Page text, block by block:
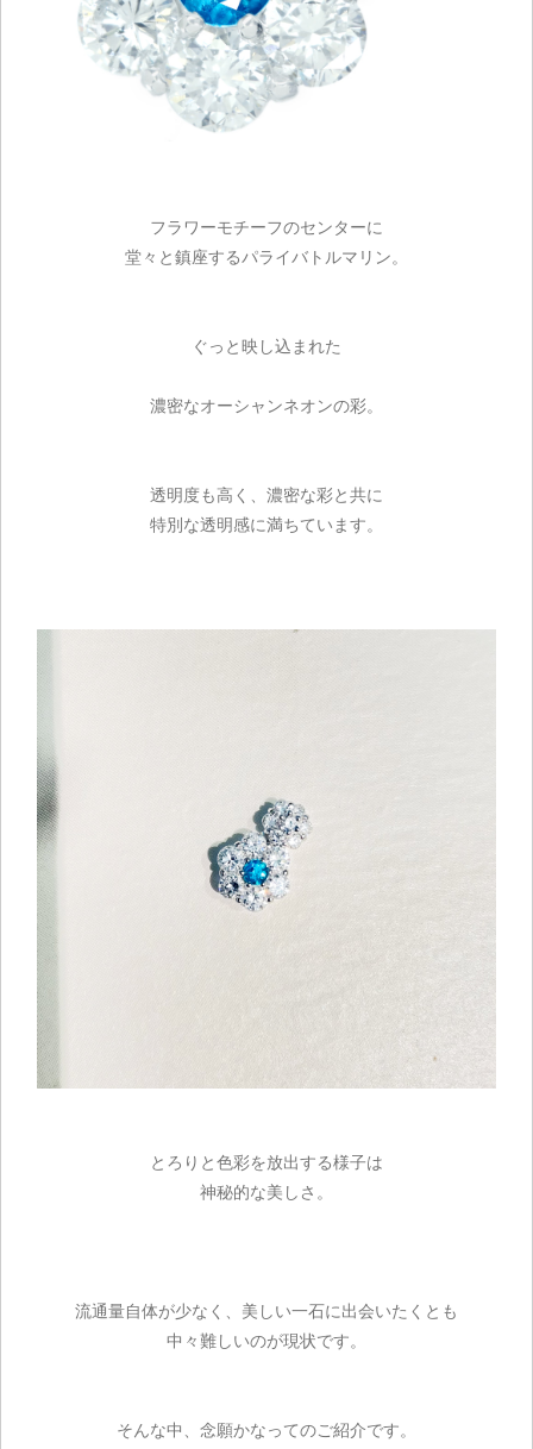
フラワーモチーフのセンターに
堂々と鎮座するパライバトルマリン。
ぐっと映し込まれた
濃密なオーシャンネオンの彩。
透明度も高く、濃密な彩と共に
特別な透明感に満ちています。
とろりと色彩を放出する様子は
神秘的な美しさ。
流通量自体が少なく、美しい一石に出会いたくとも
中々難しいのが現状です。
そんな中、念願かなってのご紹介です。